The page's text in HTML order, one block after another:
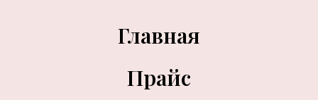
Главная
Прайс